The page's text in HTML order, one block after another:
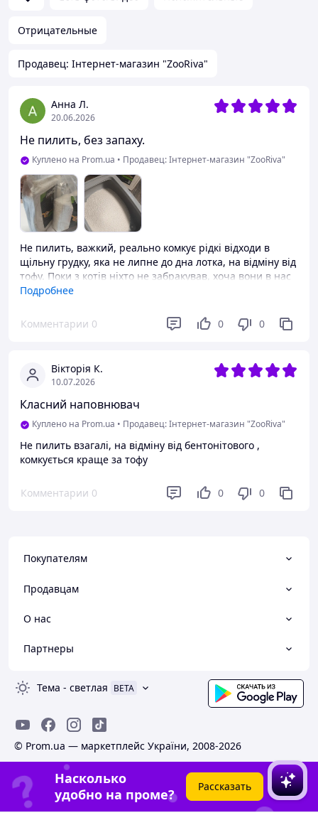
Отрицательные
Продавец: Інтернет-магазин "ZooRiva"
Анна Л.
20.06.2026
Не пилить, без запаху.
Куплено на Prom.ua • Продавец: Інтернет-магазин "ZooRiva"
Не пилить, важкий, реально комкує рідкі відходи в
щільну грудку, яка не липне до дна лотка, на відміну від
тофу. Поки з котів ніхто не забракував, хоча вони в нас
капризні в цьому плані. Тестуватиму на скільки
Преимущества
Недостатки
Виробник стверджує, що наповнювача 6 л, але це
неправда. Аби три було. Думаю, вказано за
співвідношенням тофу, або сілікагелю, бо вага 2,6 наче
правильна. Для порівняння: в лоток на фото зазвичай
засипаю 7.5 літра дрібного сілікагелю за один раз.
Цього знадобилося 2 пачки, тобто, за даними
виробника, 12 літрів.
Подробнее
Комментарии 0 0 0
Вікторія К.
10.07.2026
Класний наповнювач
Куплено на Prom.ua • Продавец: Інтернет-магазин "ZooRiva"
Не пилить взагалі, на відміну від бентонітового ,
комкується краще за тофу
Комментарии 0 0 0
Покупателям
Продавцам
О нас
Партнеры
Тема - светлая BETA
© Prom.ua — маркетплейс України, 2008-2026
Насколько
удобно на проме?
Рассказать